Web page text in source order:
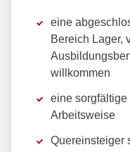
eine
Bereich Lager,
willkommen
eine
Arbeitsweise
Quereinsteiger